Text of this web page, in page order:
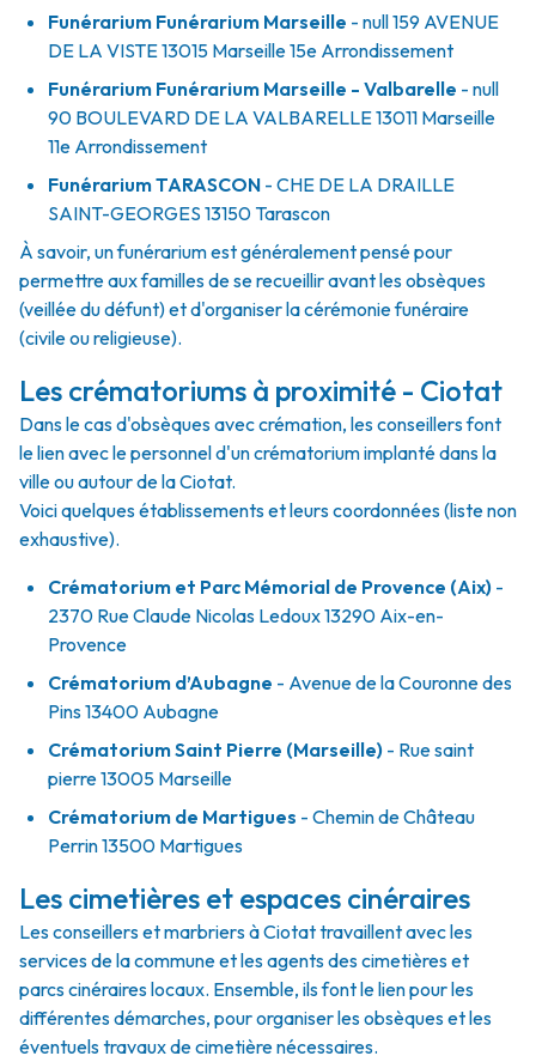
Funérarium Funérarium Marseille - null159 AVENUE
DE LA VISTE13015 Marseille 15e Arrondissement
Funérarium Funérarium Marseille - Valbarelle - null
90 BOULEVARD DE LA VALBARELLE13011 Marseille
11e Arrondissement
FunérariumTARASCON - CHE DE LA DRAILLE
SAINT-GEORGES 13150 Tarascon
À savoir, un funérarium est généralement pensé pour
permettre aux familles de se recueillir avant les obsèques
(veillée du défunt) et d'organiser la cérémonie funéraire
(civile ou religieuse).
Les crématoriums à proximité - Ciotat
Dans le cas d'obsèques avec crémation, les conseillers font
le lien avec le personnel d'un crématorium implanté dans la
ville ou autour de la Ciotat.
Voici quelques établissements et leurs coordonnées (liste non
exhaustive).
Crématorium et Parc Mémorial de Provence (Aix) -
2370 Rue Claude Nicolas Ledoux 13290 Aix-en-
Provence
Crématorium d’Aubagne - Avenue de la Couronne des
Pins 13400 Aubagne
Crématorium Saint Pierre (Marseille) - Rue saint
pierre 13005 Marseille
Crématorium de Martigues - Chemin de Château
Perrin 13500 Martigues
Les cimetières et espaces cinéraires
Les conseillers et marbriers à Ciotat travaillent avec les
services de la commune et les agents des cimetières et
parcs cinéraires locaux. Ensemble, ils font le lien pour les
différentes démarches, pour organiser les obsèques et les
éventuels travaux de cimetière nécessaires.